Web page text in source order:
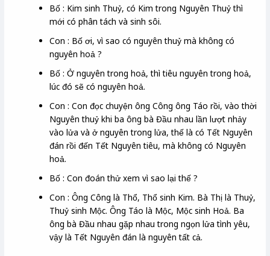
Bố : Kim sinh Thuỷ, có Kim trong Nguyên Thuỷ thì
mới có phân tách và sinh sôi.
Con : Bố ơi, vì sao có nguyên thuỷ mà không có
nguyên hoả ?
Bố : Ở nguyên trong hoả, thì tiêu nguyên trong hoả,
lúc đó sẽ có nguyên hoả.
Con : Con đọc chuyện ông Công ông Táo rồi, vào thời
Nguyên thuỷ khi ba ông bà Đầu nhau lần lượt nhảy
vào lửa và ở nguyên trong lửa, thế là có Tết Nguyên
đán rồi đến Tết Nguyên tiêu, mà không có Nguyên
hoả.
Bố : Con đoán thử xem vì sao lại thế ?
Con : Ông Công là Thổ, Thổ sinh Kim. Bà Thị là Thuỷ,
Thuỷ sinh Mộc. Ông Táo là Mộc, Mộc sinh Hoả. Ba
ông bà Đầu nhau gặp nhau trong ngọn lửa tình yêu,
vậy là Tết Nguyên đán là nguyên tất cả.